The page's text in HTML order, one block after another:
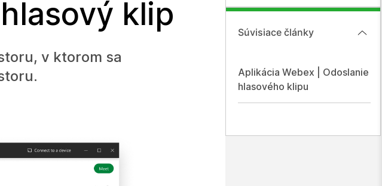
klip
v ktorom sa
Súvisiace články
Aplikácia Webex | Odoslanie
hlasového klipu